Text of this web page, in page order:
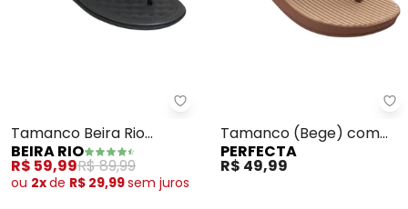
Beira Rio - Tamanco Beira Rio
Tamanco Beira Rio
(Preto) com Detalhe
Dourado
BEIRA RIO
R$ 59,99R$ 89,99
ou 2xde R$ 29,99sem juros
Tamanco (Bege) com
Adereço Dourado
PERFECTA
R$ 49,99